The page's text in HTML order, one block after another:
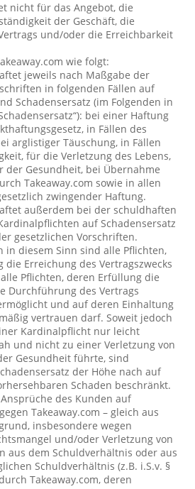
nicht für das Angebot, die
der Geschäft, die
und/oder die Erreichbarkeit
wie folgt:
jeweils nach Maßgabe der
in folgenden Fällen auf
Schadensersatz (im Folgenden in
bei einer Haftung
in Fällen des
arglistiger Täuschung, in Fällen
für die Verletzung des Lebens,
der Gesundheit, bei Übernahme
Takeaway.com sowie in allen
zwingender Haftung.
außerdem bei der schuldhaften
auf Schadensersatz
gesetzlichen Vorschriften.
in diesem Sinn sind alle Pflichten,
die Erreichung des Vertragszwecks
Pflichten, deren Erfüllung die
Durchführung des Vertrags
und auf deren Einhaltung
vertrauen darf. Soweit jedoch
Kardinalpflicht nur leicht
und nicht zu einer Verletzung von
Gesundheit führte, sind
der Höhe nach auf
Schaden beschränkt.
des Kunden auf
Takeaway.com – gleich aus
insbesondere wegen
und/oder Verletzung von
aus dem Schuldverhältnis oder aus
Schuldverhältnis (z.B. i.S.v. §
Takeaway.com, deren